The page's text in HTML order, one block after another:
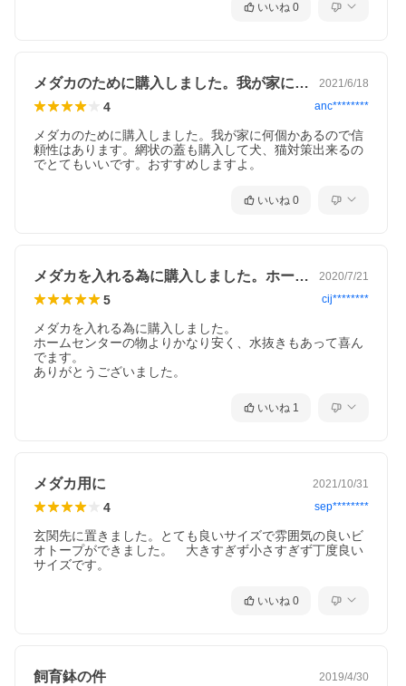
いいね 0
メダカのために購入しました。我が家に何… 2021/6/18
4 anc********
メダカのために購入しました。我が家に何個かあるので信
頼性はあります。網状の蓋も購入して犬、猫対策出来るの
でとてもいいです。おすすめしますよ。
いいね 0
メダカを入れる為に購入しました。ホーム… 2020/7/21
5 cij********
メダカを入れる為に購入しました。
ホームセンターの物よりかなり安く、水抜きもあって喜ん
でます。
ありがとうございました。
いいね 1
メダカ用に 2021/10/31
4 sep********
玄関先に置きました。とても良いサイズで雰囲気の良いビ
オトープができました。　大きすぎず小さすぎず丁度良い
サイズです。
いいね 0
飼育鉢の件 2019/4/30